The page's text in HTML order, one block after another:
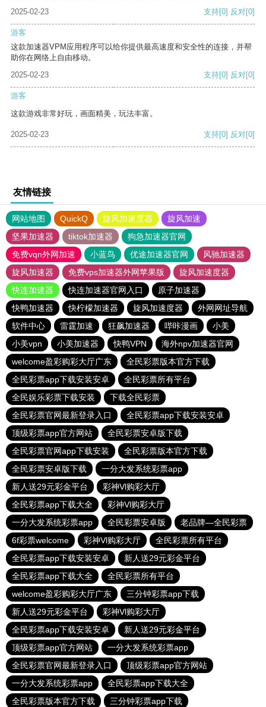
2025-02-23
支持[0] 反对[0]
游客
这款加速器VPM应用程序可以给你提供最高速度和安全性的连接，并帮
助你在网络上自由移动。
2025-02-23
支持[0] 反对[0]
游客
这款游戏非常好玩，画面精美，玩法丰富。
2025-02-23 支持[0] 反对[0]
友情链接
网站地图 QuickQ 旋风加速度器
旋风加速
坚果加速器
tiktok加速器
狗急加速器官网
免费vqn外网加速
小蓝鸟 优途加速器官网
风驰加速器
旋风加速器
免费vps加速器外网苹果版
旋风加速度器
快连加速器
快连加速器官网入口
原子加速器
快鸭加速器
快柠檬加速器 旋风加速度器
外网网址导航
软件中心
雷霆加速 狂飙加速器 哔咔漫画
小美
小美vpn
小美加速器 快鸭VPN
海外npv加速器官网
welcome盈彩购彩大厅广东
全民彩票版本官方下载
全民彩票app下载安装安卓
全民彩票所有平台
全民娱乐彩票下载安装
下载全民彩票
全民彩票官网最新登录入口
全民彩票app下载安装安卓
顶级彩票app官方网站
全民彩票安卓版下载
全民彩票官网app下载安装
全民彩票版本官方下载
全民彩票安卓版下载
一分大发系统彩票app
新人送29元彩金平台
彩神Vl购彩大厅
全民彩票app下载大全
彩神Vl购彩大厅
一分大发系统彩票app
全民彩票安卓版
老品牌—全民彩票
6f彩票welcome
彩神Vl购彩大厅
全民彩票所有平台
全民彩票app下载安装安卓
新人送29元彩金平台
全民彩票app下载大全
全民彩票所有平台
welcome盈彩购彩大厅广东
三分钟彩票app下载
新人送29元彩金平台
彩神Vl购彩大厅
全民彩票app下载安装安卓
新人送29元彩金平台
顶级彩票app官方网站
一分大发系统彩票app
全民彩票官网最新登录入口
顶级彩票app官方网站
一分大发系统彩票app
全民彩票app下载大全
全民彩票版本官方下载
三分钟彩票app下载